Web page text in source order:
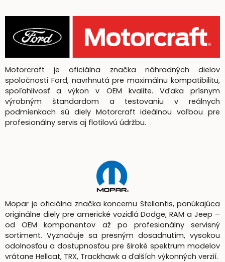
Motorcraft je oficiálna značka náhradných dielov
spoločnosti Ford, navrhnutá pre maximálnu kompatibilitu,
spoľahlivosť a výkon v OEM kvalite. Vďaka prísnym
výrobným štandardom a testovaniu v reálnych
podmienkach sú diely Motorcraft ideálnou voľbou pre
profesionálny servis aj flotilovú údržbu.
Mopar je oficiálna značka koncernu Stellantis, ponúkajúca
originálne diely pre americké vozidlá Dodge, RAM a Jeep –
od OEM komponentov až po profesionálny servisný
sortiment. Vyznačuje sa presným dosadnutím, vysokou
odolnosťou a dostupnosťou pre široké spektrum modelov
vrátane Hellcat, TRX, Trackhawk a ďalších výkonných verzií.